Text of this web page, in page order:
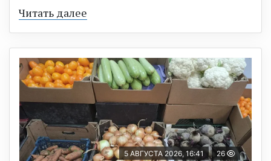
Читать далее
5 АВГУСТА 2026, 16:41 26